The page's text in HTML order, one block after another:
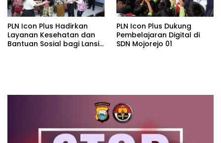
PLN Icon Plus Hadirkan
Layanan Kesehatan dan
Bantuan Sosial bagi Lansia
PLN Icon Plus Dukung
Pembelajaran Digital di
SDN Mojorejo 01